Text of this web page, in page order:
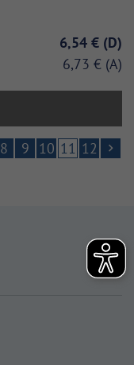
6,54 €
6,73 €
8 9 10 11 12